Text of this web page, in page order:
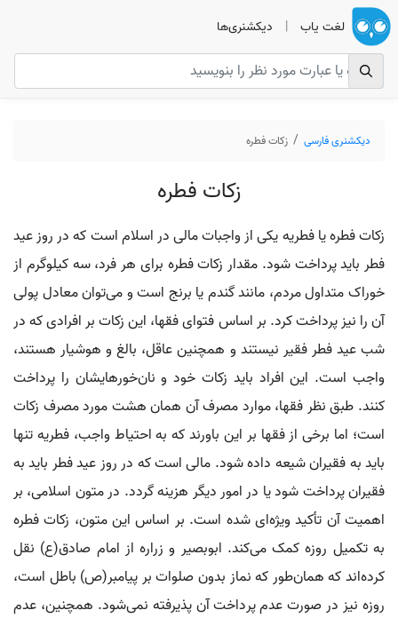
لغت یاب | دیکشنری‌ها
دیکشنری فارسی زکات فطره
زکات فطره
زکات فطره یا فطریه یکی از واجبات مالی در اسلام است که در روز عید
فطر باید پرداخت شود. مقدار زکات فطره برای هر فرد، سه کیلوگرم از
خوراک متداول مردم، مانند گندم یا برنج است و می‌توان معادل پولی
آن را نیز پرداخت کرد. بر اساس فتوای فقها، این زکات بر افرادی که در
شب عید فطر فقیر نیستند و همچنین عاقل، بالغ و هوشیار هستند،
واجب است. این افراد باید زکات خود و نان‌خورهایشان را پرداخت
کنند. طبق نظر فقها، موارد مصرف آن همان هشت مورد مصرف زکات
است؛ اما برخی از فقها بر این باورند که به احتیاط واجب، فطریه تنها
باید به فقیران شیعه داده شود. مالی است که در روز عید فطر باید به
فقیران پرداخت شود یا در امور دیگر هزینه گردد. در متون اسلامی، بر
اهمیت آن تأکید ویژه‌ای شده است. بر اساس این متون، زکات فطره
به تکمیل روزه کمک می‌کند. ابوبصیر و زراره از امام صادق(ع) نقل
کرده‌اند که همان‌طور که نماز بدون صلوات بر پیامبر(ص) باطل است،
روزه نیز در صورت عدم پرداخت آن پذیرفته نمی‌شود. همچنین، عدم